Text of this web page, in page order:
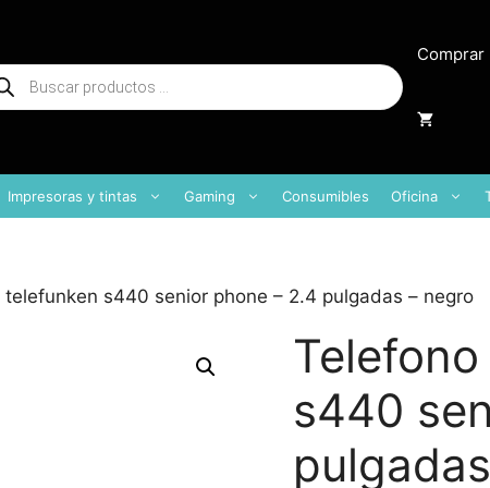
Comprar
Impresoras y tintas Gaming Consumibles Oficina
s440 senior phone – 2.4 pulgadas – negro
s440